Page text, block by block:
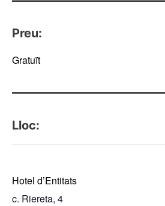
Preu:
Gratuït
Lloc:
Hotel d’Entitats
c. Riereta, 4